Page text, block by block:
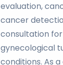
evaluation,
cancer
consultation
gynecological
conditions. As